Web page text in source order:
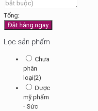
Tổng:
Đặt hàng ngay
Lọc sản phẩm
Chưa
phân
loại(2)
Dược
mỹ phẩm
- Sức